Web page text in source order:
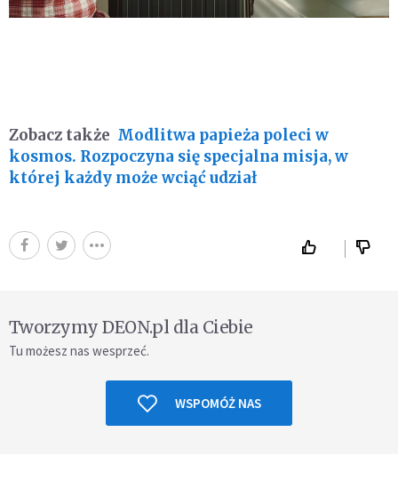
Zobacz także Modlitwa papieża poleci w
kosmos. Rozpoczyna się specjalna misja, w
której każdy może wciąć udział
Tworzymy DEON.pl dla Ciebie
Tu możesz nas wesprzeć.
WSPOMÓŻ NAS